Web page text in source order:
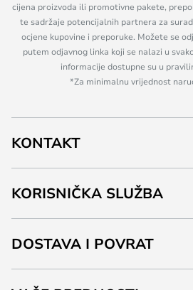
cijena proizvoda ili promotivne pakete,
te sadržaje potencijalnih partnera za
ocjene kupovine i preporuke. Možete se
putem odjavnog linka koji se nalazi u
informacije dostupne su u
*Za minimalnu vrijednost
KONTAKT
KORISNIČKA SLUŽBA
DOSTAVA I POVRAT